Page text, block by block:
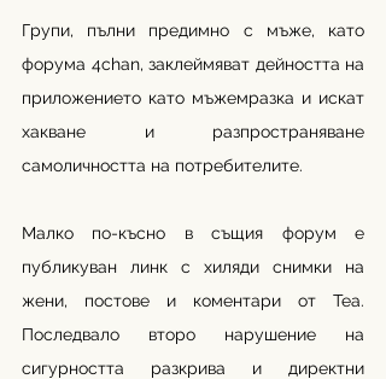
Групи, пълни предимно с мъже, като
форума 4chan, заклеймяват дейността на
приложението като мъжемразка и искат
хакване и разпространяване
самоличността на потребителите.
Малко по-късно в същия форум е
публикуван линк с хиляди снимки на
жени, постове и коментари от Tea.
Последвало второ нарушение на
сигурността разкрива и директни